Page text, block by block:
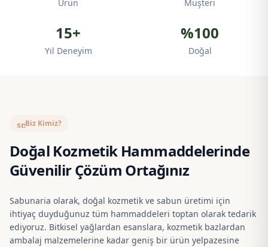
Ürün Müşteri
15+
Yıl Deneyim
%100
Doğal
spaBiz Kimiz?
Doğal Kozmetik Hammaddelerinde
Güvenilir Çözüm Ortağınız
Sabunaria olarak, doğal kozmetik ve sabun üretimi için
ihtiyaç duyduğunuz tüm hammaddeleri toptan olarak tedarik
ediyoruz. Bitkisel yağlardan esanslara, kozmetik bazlardan
ambalaj malzemelerine kadar geniş bir ürün yelpazesine